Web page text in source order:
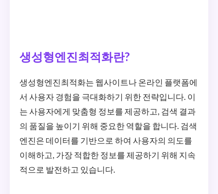
생성형엔진최적화란?
생성형엔진최적화는 웹사이트나 온라인 플랫폼에
서 사용자 경험을 극대화하기 위한 전략입니다. 이
는 사용자에게 맞춤형 정보를 제공하고, 검색 결과
의 품질을 높이기 위해 중요한 역할을 합니다. 검색
엔진은 데이터를 기반으로 하여 사용자의 의도를
이해하고, 가장 적합한 정보를 제공하기 위해 지속
적으로 발전하고 있습니다.